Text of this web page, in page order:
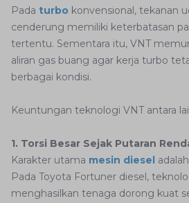
Pada turbo konvensional, tekanan
cenderung memiliki keterbatasan
tertentu. Sementara itu, VNT
aliran gas buang agar kerja turbo
berbagai kondisi.
Keuntungan teknologi VNT antara
1. Torsi Besar Sejak Putaran
Karakter utama mesin diesel
Pada Toyota Fortuner diesel,
menghasilkan tenaga dorong kuat